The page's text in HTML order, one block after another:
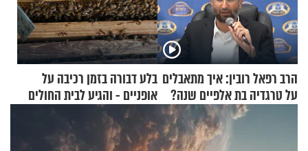
הרב רפאל רובין: איך מתאבלים
על טרגדיה בת אלפיים שנה?
בלע דבורה בזמן רכיבה על
אופניים - והגיע לבית החולים
במצב מסכן חיים